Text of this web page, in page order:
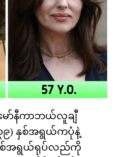
ော်နီကာဘယ်လူချီ
(၃၉) နှစ်အရွယ်ကပုံနဲ့
အရွယ်ရုပ်လည်ကို